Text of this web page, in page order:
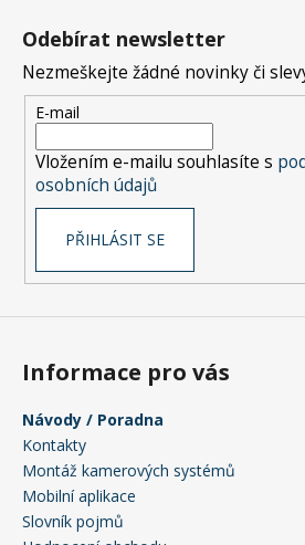
Odebírat newsletter
Nezmeškejte žádné novinky či
E-mail
Vložením e-mailu souhlasíte s
osobních údajů
PŘIHLÁSIT SE
Informace pro vás
Návody / Poradna
Kontakty
Montáž kamerových systémů
Mobilní aplikace
Slovník pojmů